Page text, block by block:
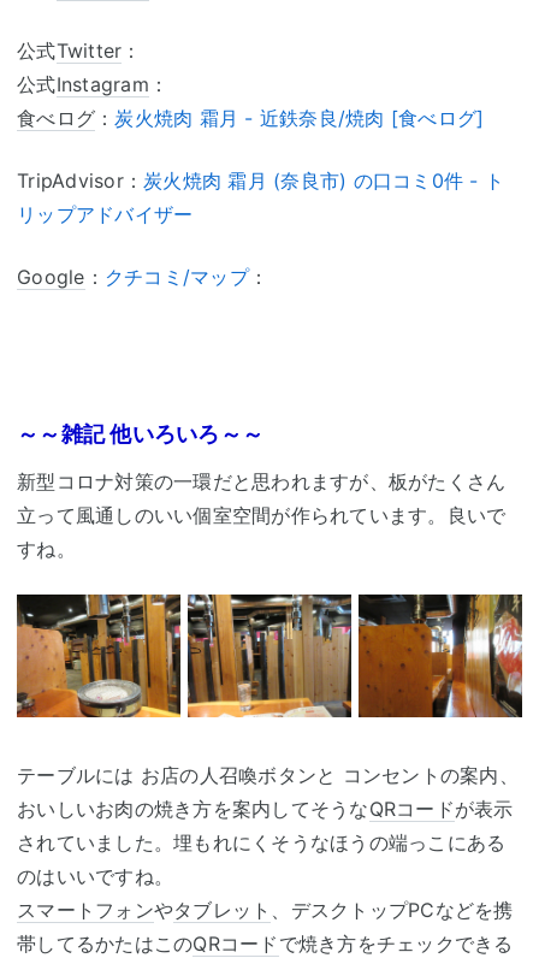
公式Twitter ：
公式Instagram ：
食べログ ： 炭火焼肉 霜月 - 近鉄奈良/焼肉 [食べログ]
TripAdvisor： 炭火焼肉 霜月 (奈良市) の口コミ0件 - ト
リップアドバイザー
Google ： クチコミ/マップ：
～～雑記 他いろいろ～～
新型コロナ対策の一環だと思われますが、板がたくさん
立って風通しのいい個室空間が作られています。良いで
すね。
テーブルには お店の人召喚ボタンと コンセントの案内、
おいしいお肉の焼き方を案内してそうなQRコードが表示
されていました。埋もれにくそうなほうの端っこにある
のはいいですね。
スマートフォンやタブレット 、デスクトップPCなどを携
帯してるかたはこのQRコード で焼き方をチェックできる